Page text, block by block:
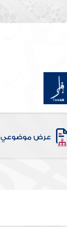
عرض موضوعي